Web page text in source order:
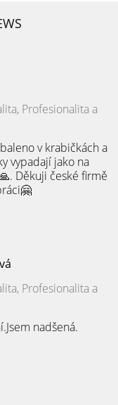
Profesionalita a
v krabičkách a
vypadají jako na
Děkuji české firmě
Profesionalita a
nadšená.